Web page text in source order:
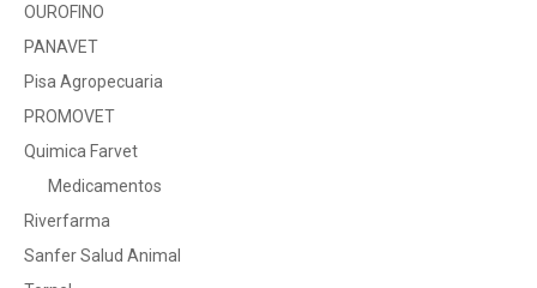
OUROFINO
PANAVET
Pisa Agropecuaria
PROMOVET
Quimica Farvet
Medicamentos
Riverfarma
Sanfer Salud Animal